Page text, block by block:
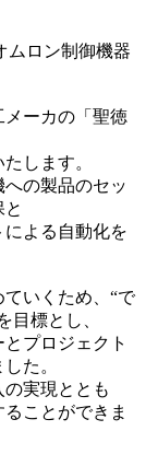
ロン制御機器
ーカの「聖徳
します。
の製品のセッ
よる自動化を
いくため、“で
目標とし、
プロジェクト
た。
実現ととも
ことができま